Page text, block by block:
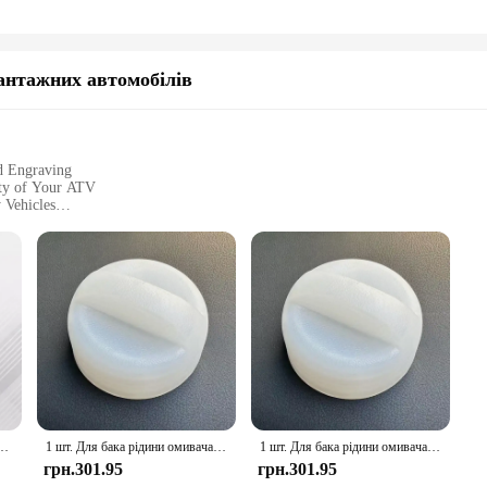
автомобілів
Engraving
of Your ATV
to your off-road lifestyle. Crafted from robust aluminum, this plate
you to showcase your unique style and flair. Whether you're cruising
with a wide range of ATV models, ensuring a perfect fit for your
utility purposes. The ease of installation and durability make it a valuable
for wholesale and vendor purchases, making it an excellent
Захисна пластина Змінні аксесуари для вантажівок 1 шт. Для бака рідини омивача вантажівки Scania Ущільнювальна кришка Oem 1371839 308678 295960
грн.301.95
1 шт. Для бака рідини омивача вантажівки Scania Ущільнювальна кришка Oem 1371839 308678 295960
грн.301.95